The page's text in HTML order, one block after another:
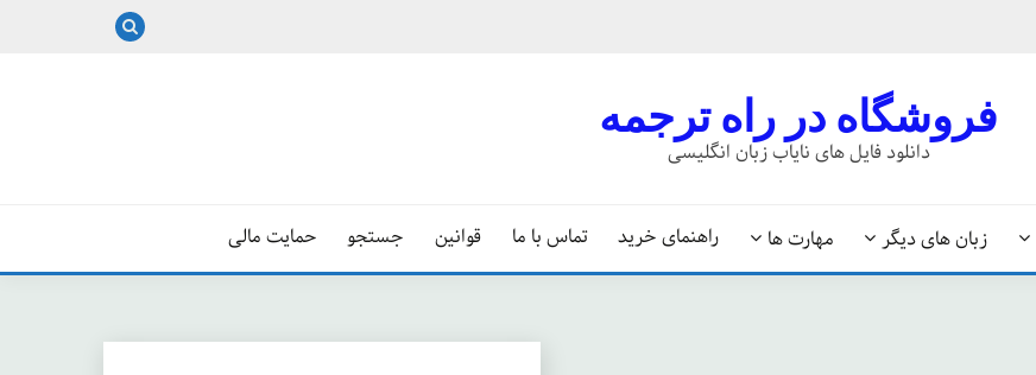
فروشگاه در راه ترجمه
دانلود فایل های نایاب زبان انگلیسی
زبان های دیگر مهارت ها راهنمای خرید تماس با ما قوانین جستجو حمایت مالی